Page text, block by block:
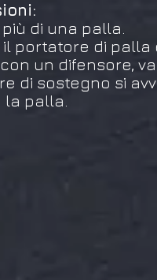
di una palla.
il portatore di palla
un difensore,
di sostegno si
palla.